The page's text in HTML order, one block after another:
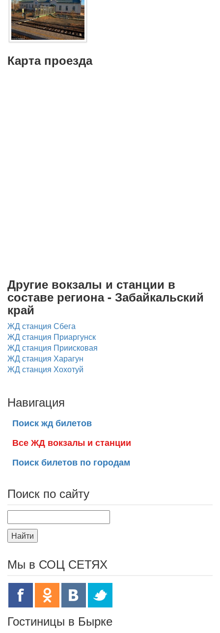
Карта проезда
Другие вокзалы и станции в
составе региона - Забайкальский
край
ЖД станция Сбега
ЖД станция Приаргунск
ЖД станция Приисковая
ЖД станция Харагун
ЖД станция Хохотуй
Навигация
Поиск жд билетов
Все ЖД вокзалы и станции
Поиск билетов по городам
Поиск по сайту
Найти
Мы в СОЦ СЕТЯХ
Гостиницы в Бырке